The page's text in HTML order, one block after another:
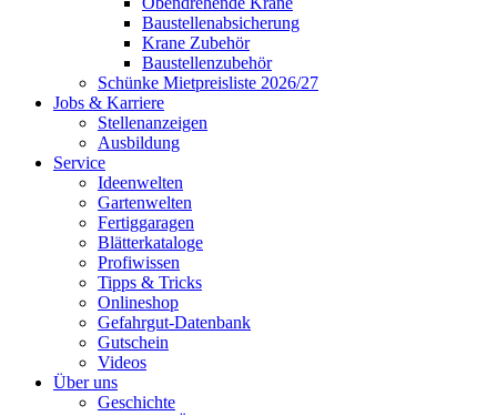
Baustellenabsicherung
Krane Zubehör
Baustellenzubehör
Schünke Mietpreisliste 2026/27
Jobs & Karriere
Stellenanzeigen
Ausbildung
Service
Ideenwelten
Gartenwelten
Fertiggaragen
Blätterkataloge
Profiwissen
Tipps & Tricks
Onlineshop
Gefahrgut-Datenbank
Gutschein
Videos
Über uns
Geschichte